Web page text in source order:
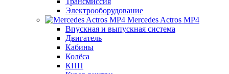
Электрооборудование
Mercedes Actros MP4
Впускная и выпускная система
Двигатель
Кабины
Колёса
КПП